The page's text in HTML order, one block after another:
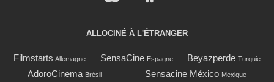
ALLOCINÉ À L'ÉTRANGER
Filmstarts Allemagne SensaCine Espagne Beyazperde Turquie
AdoroCinema Brésil Sensacine México Mexique